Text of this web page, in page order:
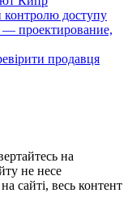
контролю доступу
— проектирование,
продавця
на
не несе
сайті, весь контент